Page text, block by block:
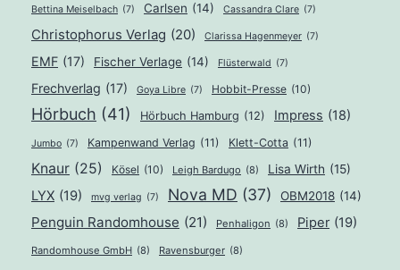
Bettina Meiselbach (7) Carlsen (14) Cassandra Clare (7)
Christophorus Verlag (20) Clarissa Hagenmeyer (7)
EMF (17) Fischer Verlage (14) Flüsterwald (7)
Frechverlag (17) Goya Libre (7) Hobbit-Presse (10)
Hörbuch (41) Hörbuch Hamburg (12) Impress (18)
Jumbo (7) Kampenwand Verlag (11) Klett-Cotta (11)
Knaur (25) Kösel (10) Leigh Bardugo (8) Lisa Wirth (15)
LYX (19) mvg verlag (7) Nova MD (37) OBM2018 (14)
Penguin Randomhouse (21) Penhaligon (8) Piper (19)
Randomhouse GmbH (8) Ravensburger (8)